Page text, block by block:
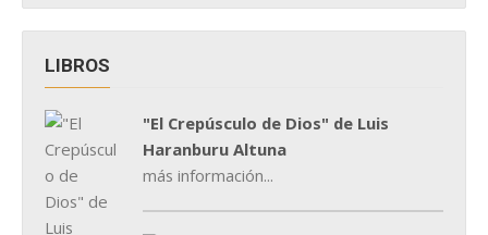
LIBROS
"El Crepúsculo de Dios" de Luis
Haranburu Altuna
más información...